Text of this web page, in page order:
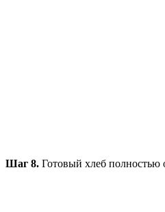
Шаг 8. Готовый хлеб полностью